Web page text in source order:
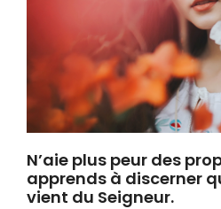
N’aie plus peur des
apprends à discerner
vient du Seigneur.